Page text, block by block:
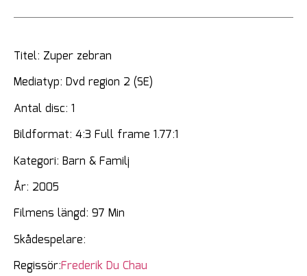
Titel: Zuper zebran
Mediatyp: Dvd region 2 (SE)
Antal disc: 1
Bildformat: 4:3 Full frame 1.77:1
Kategori: Barn & Familj
År: 2005
Filmens längd: 97 Min
Skådespelare:
Regissör:Frederik Du Chau